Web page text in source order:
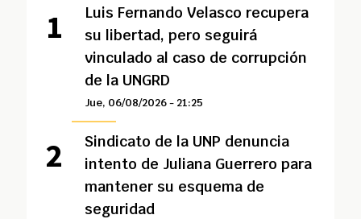
Luis Fernando Velasco recupera
su libertad, pero seguirá
vinculado al caso de corrupción
de la UNGRD
Jue, 06/08/2026 - 21:25
Sindicato de la UNP denuncia
intento de Juliana Guerrero para
mantener su esquema de
seguridad